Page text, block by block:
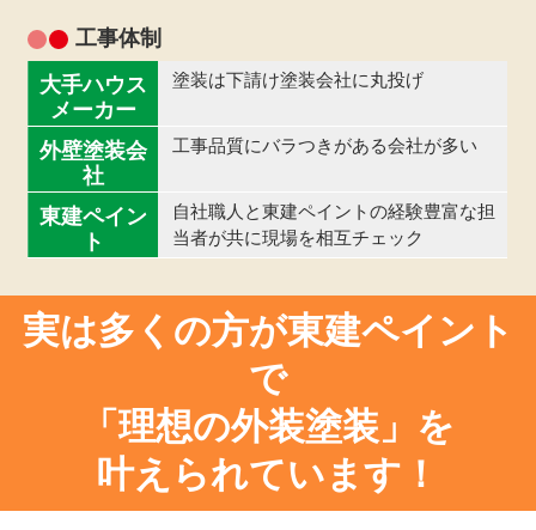
工事体制
塗装は下請け塗装会社に丸投げ
工事品質にバラつきがある会社が多い
自社職人と東建ペイントの経験豊富な担
当者が共に現場を相互チェック
実は多くの方が東建ペイント
で
「理想の外装塗装」 を
叶えられています！